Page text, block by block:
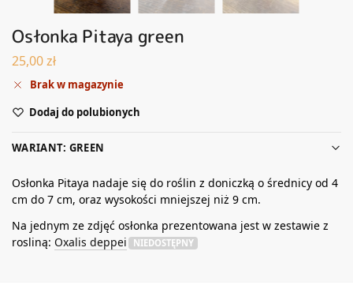
Osłonka Pitaya green
25,00zł
Brak w magazynie
Dodaj do polubionych
WARIANT: GREEN
Osłonka Pitaya nadaje się do roślin z doniczką o średnicy od 4
cm do 7 cm, oraz wysokości mniejszej niż 9 cm.
Na jednym ze zdjęć osłonka prezentowana jest w zestawie z
rosliną: Oxalis deppei NIEDOSTĘPNY